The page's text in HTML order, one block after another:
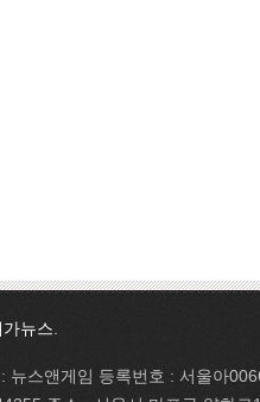
뉴스
뉴스앤게임 등록번호 : 서울아